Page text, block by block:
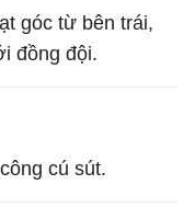
góc từ bên trái,
đồng đội.
cú sút.